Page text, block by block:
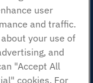
VPS
gerenciado VPS
gerenciadas VPS
não gerenciado VPS
user
and traffic.
your use of
and
"Accept All
cookies. For